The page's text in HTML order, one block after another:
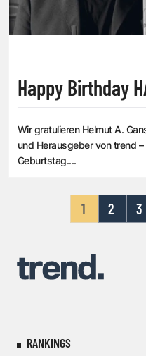
Happy Birthday
Wir gratulieren Helmut A.
und Herausgeber von trend
Geburtstag....
1 2 3
RANKINGS